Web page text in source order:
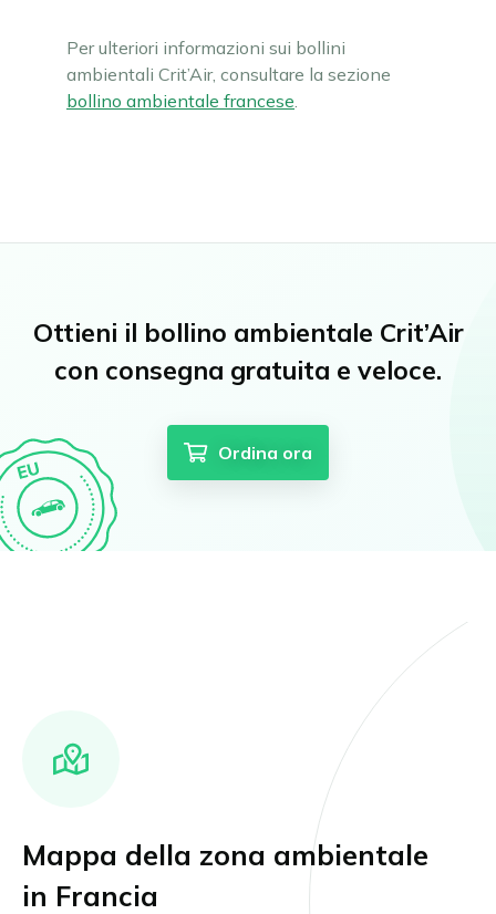
Per ulteriori informazioni sui bollini
ambientali Crit’Air, consultare la sezione
bollino ambientale francese.
Ottieni il bollino ambientale Crit’Air
con consegna gratuita e veloce.
Ordina ora
Mappa della zona ambientale
in Francia